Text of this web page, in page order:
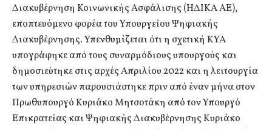
Διακυβέρνηση Κοινωνικής Ασφάλισης (ΗΔΙΚΑ ΑΕ),
εποπτευόμενο φορέα του Υπουργείου Ψηφιακής
Διακυβέρνησης. Υπενθυμίζεται ότι η σχετική ΚΥΑ
υπογράφηκε από τους συναρμόδιους υπουργούς και
δημοσιεύτηκε στις αρχές Απριλίου 2022 και η λειτουργία
των υπηρεσιών παρουσιάστηκε πριν από έναν μήνα στον
Πρωθυπουργό Κυριάκο Μητσοτάκη από τον Υπουργό
Επικρατείας και Ψηφιακής Διακυβέρνησης Κυριάκο